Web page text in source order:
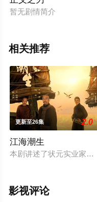
暂无剧情简介
相关推荐
更新至26集 2.0
江海潮生
本剧讲述了状元实业家
影视评论